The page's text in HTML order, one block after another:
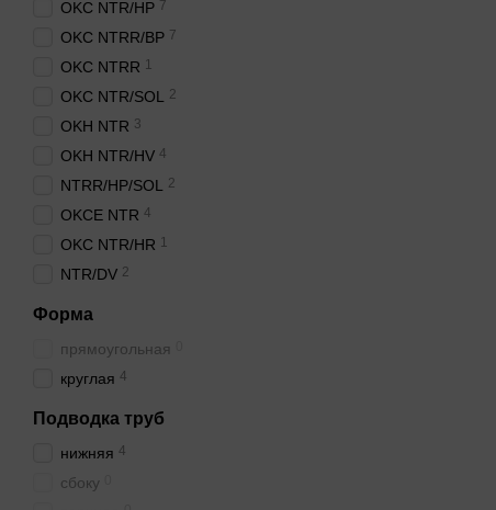
OKC NTR/HP 7
OKC NTRR/BP 7
OKC NTRR 1
OKC NTR/SOL 2
OKH NTR 3
OKH NTR/HV 4
NTRR/HP/SOL 2
OKCE NTR 4
OKC NTR/HR 1
NTR/DV 2
Форма
прямоугольная
круглая 4
Подводка труб
нижняя 4
сбоку